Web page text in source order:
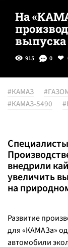
На
выпуска
915 0
#КАМАЗ
#КАМАЗ-5490
внедрили
увеличить
на
Развитие
для «КАМАЗа»
автомобили